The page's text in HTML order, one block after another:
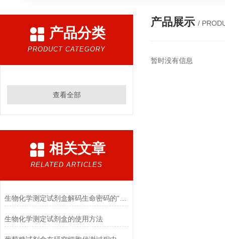
产品分类
PRODUCT CATEGORY
查看全部
相关文章
RELATED ARTICLES
生物化学测定试剂盒的使用方法
产品展示 /
暂时没有信息